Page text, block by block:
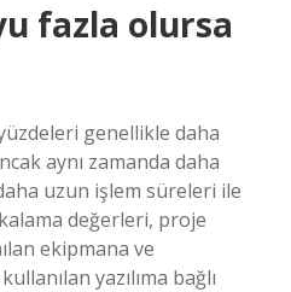
fazla olursa
genellikle daha
aynı zamanda daha
uzun işlem süreleri ile
değerleri, proje
ekipmana ve
yazılıma bağlı